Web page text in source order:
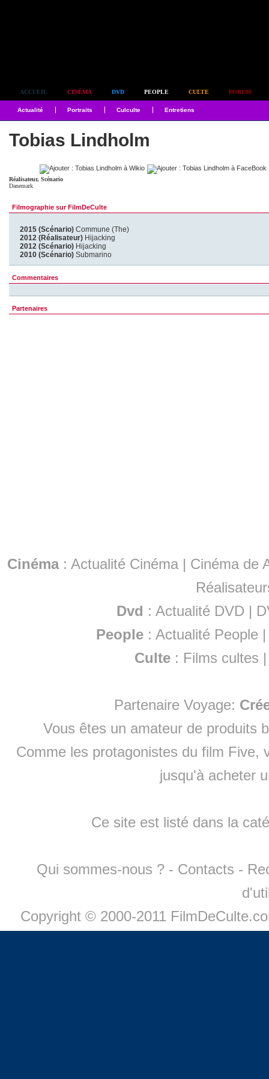
ACCUEIL CINÉMA DVD PEOPLE CULTE FORUM
Actualité Portraits Culculte Entretiens
Tobias Lindholm
Réalisateur, Scénario
Danemark
Filmographie sur FilmDeCulte
2015 (Scénario) Commune (The)
2012 (Réalisateur) Hijacking
2012 (Scénario) Hijacking
2010 (Scénario) Submarino
Commentaires
Partenaires
Cinéma: Actualité Cinéma | Cinéma de
Dvd : Actualité DVD |
People :Actualité People
Culte : Films cultes
Partenaire Voyage:
Vous êtes un amateur de produits
Comme les protagonistes du film Five,
jusqu'à acheter
Ce site est listé dans la
Qui sommes-nous ? - Contacts -
Copyright © 2000-2011